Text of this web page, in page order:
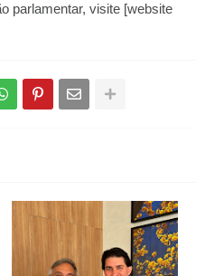
parlamentar, visite [website